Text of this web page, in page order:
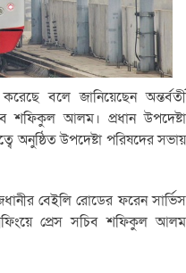
বলে জানিয়েছেন অন্তর্বর্তী
শফিকুল আলম। প্রধান উপদেষ্টা
অনুষ্ঠিত উপদেষ্টা পরিষদের সভায়
বেইলি রোডের ফরেন সার্ভিস
প্রেস সচিব শফিকুল আলম